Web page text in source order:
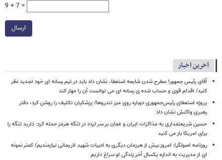
9 + 7 =
ارسال
آخرین اخبار
آقای رئیس جمهور! مطرح شدن شایعه استعفا، نشان داد باید در تیم رسانه ای خود تجدید نظر
کنید/ اقدام قوی و حساب شده ی رسانه ای می توانست آن را مهار کند
پروژه استعفای رئیس‌جمهوری دوباره روی میز تندروها/ پزشکیان تکلیف را روشن کرد، دفتر
رهبری واکنش نشان داد
حسین شریعتمداری به مذاکرات ایران و عمان بر سر تردد در تنگه هرمز حمله کرد: دارید تنگه را
برای امریکا باز می کنید
روزنامه اصولگرا: امروز بیش از هرزمان دیگری به ادبیات شهید لاریجانی نیازمندیم/ کمتر نمونه
ای از مدیریت به اندازه یکسال آخر زندگی او سراغ داریم